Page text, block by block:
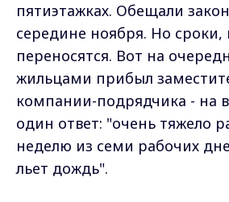
пятиэтажках. Обещали
середине ноября. Но
переносятся. Вот на
жильцами прибыл
компании-подрядчика - на
один ответ: "очень тяжело
неделю из семи рабочих
льет дождь".